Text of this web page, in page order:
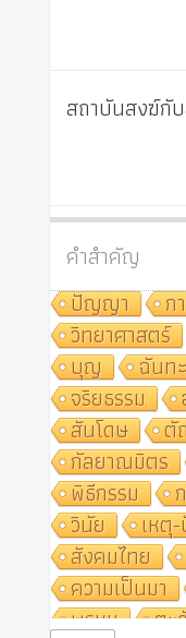
สถาบันสงฆ์กั
คำสำคัญ
ปัญญา
ก
วิทยาศาสตร์
บุญ
ฉันท
จริยธรรม
สันโดษ
ตั
กัลยาณมิตร
พิธีกรรม
วินัย
เหตุ
สังคมไทย
ความเป็นมา
พรหม
ตะ